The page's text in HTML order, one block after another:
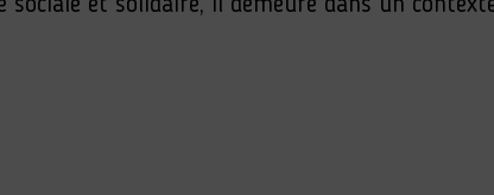
et solidaire, il demeure dans un